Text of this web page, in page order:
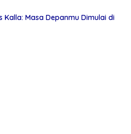
Kalla: Masa Depanmu Dimulai di